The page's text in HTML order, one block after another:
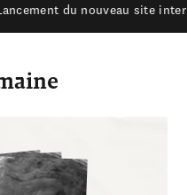
du nouveau site